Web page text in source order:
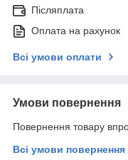
Післяплата
Оплата на рахунок
Всі умови оплати
Умови повернення
Повернення товару
Всі умови повернення